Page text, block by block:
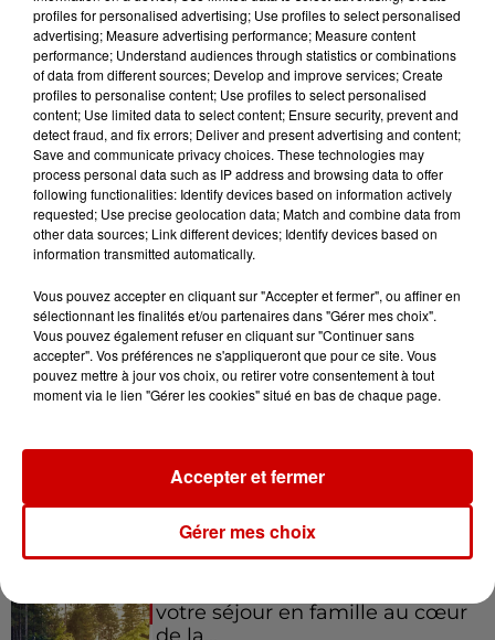
8 août 2026
Cambriolages : plus de 18 000
logements visités en juillet 2026,
en...
Jeux Voir plus
Gagnez vos places pour le
festival Marché Gourmand 2026
à Coulon !
pour l'un des zoos de nos
régions !
votre séjour en famille au cœur
de la...
profiles for personalised advertising; Use profiles to select personalised
advertising; Measure advertising performance; Measure content
performance; Understand audiences through statistics or combinations
of data from different sources; Develop and improve services; Create
profiles to personalise content; Use profiles to select personalised
content; Use limited data to select content; Ensure security, prevent and
detect fraud, and fix errors; Deliver and present advertising and content;
Save and communicate privacy choices. These technologies may
process personal data such as IP address and browsing data to offer
following functionalities: Identify devices based on information actively
requested; Use precise geolocation data; Match and combine data from
other data sources; Link different devices; Identify devices based on
information transmitted automatically.
Vous pouvez accepter en cliquant sur "Accepter et fermer", ou affiner en
sélectionnant les finalités et/ou partenaires dans "Gérer mes choix".
Vous pouvez également refuser en cliquant sur "Continuer sans
accepter". Vos préférences ne s'appliqueront que pour ce site. Vous
pouvez mettre à jour vos choix, ou retirer votre consentement à tout
moment via le lien "Gérer les cookies" situé en bas de chaque page.
Gérer mes choix
Accepter et fermer